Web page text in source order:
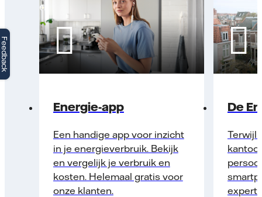
Energie-app
Een handige app voor inzicht
in je energieverbruik. Bekijk
en vergelijk je verbruik en
kosten. Helemaal gratis voor
onze klanten.
De
Terwijl
expert
Feedback